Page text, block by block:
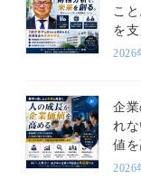
こ
を支
2026
企
れ
値を
2026